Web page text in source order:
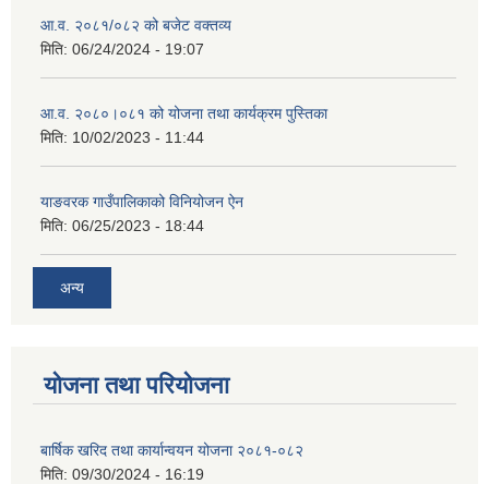
आ.व. २०८१/०८२ को बजेट वक्तव्य
मिति: 06/24/2024 - 19:07
आ.व. २०८०।०८१ को योजना तथा कार्यक्रम पुस्तिका
मिति: 10/02/2023 - 11:44
याङवरक गाउँपालिकाको विनियोजन ऐन
मिति: 06/25/2023 - 18:44
अन्य
योजना तथा परियोजना
बार्षिक खरिद तथा कार्यान्वयन योजना २०८१-०८२
मिति: 09/30/2024 - 16:19